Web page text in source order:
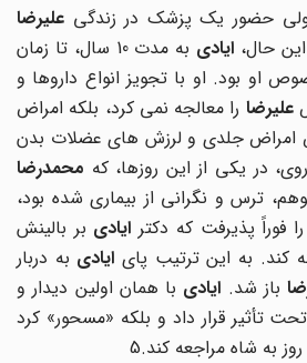
حضور یک پزشک در زندگیعلیرضا
ایادی
به مدت 10 سال، تا زمان
بود. او با تجویز انواع داروها و
را معالجه نمی کرد، بلکه امراض
جلدی و لرزش های عضلات بدن
در یکی از این روزها، کهمحمدرضا
ترس و نگرانی از بیماری شده بود،
پذیرفت که دکترایادیبر بالینش
به این ترتیب پایایادیبه دربار
باز شد.ایادیبا همان اولین دیدار و
تأثیر قرار داد و بلکه «مسحور» کرد
به شاه مراجعه کند.5